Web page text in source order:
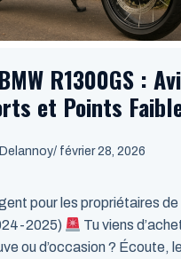
R1300GS :
et Points
/ février 28, 2026
pour les propriétaires de
2025)
Tu viens
ou d’occasion ? Écoute,